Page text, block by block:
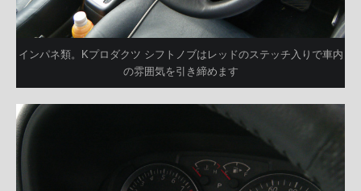
インパネ類。Kプロダクツ シフトノブはレッドのステッチ入りで車内
の雰囲気を引き締めます